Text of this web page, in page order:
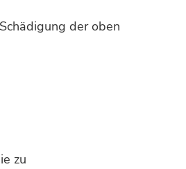
der oben
zu